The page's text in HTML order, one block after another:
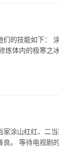
的技能如下：
炼体内的极寒之
涂山红红、二
。 等待电视剧